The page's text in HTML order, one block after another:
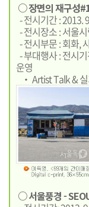
○ 장면의 재구성
- 전시기간 : 2013.
- 전시장소 : 서울
- 전시부문 : 회화,
- 부대행사 : 전시
운영
‧ Artist Talk &
○ 서울풍경 -